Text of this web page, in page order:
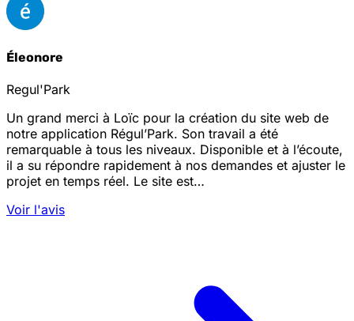
Éleonore
Regul'Park
Un grand merci à Loïc pour la création du site web de
notre application Régul’Park. Son travail a été
remarquable à tous les niveaux. Disponible et à l’écoute,
il a su répondre rapidement à nos demandes et ajuster le
projet en temps réel. Le site est…
Voir l'avis